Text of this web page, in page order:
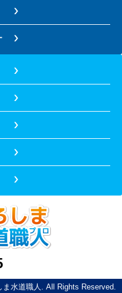
水道職人. All Rights Reserved.